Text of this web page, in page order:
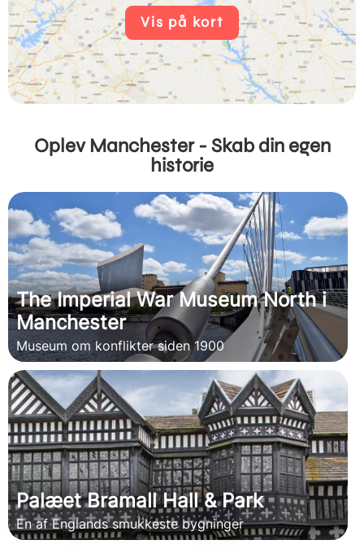
Vis på kort
Oplev Manchester - Skab din egen
historie
The Imperial War Museum North i
Manchester
Museum om konflikter siden 1900
Palæet Bramall Hall & Park
En af Englands smukkeste bygninger